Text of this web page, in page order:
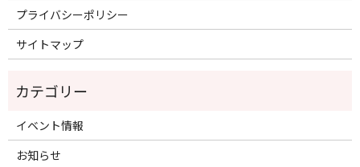
プライバシーポリシー
サイトマップ
イベント情報
お知らせ